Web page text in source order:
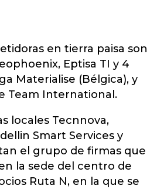
en tierra paisa son
Eptisa TI y 4
Materialise (Bélgica), y
Team International.
locales Tecnnova,
Smart Services y
el grupo de firmas que
la sede del centro de
Ruta N, en la que se